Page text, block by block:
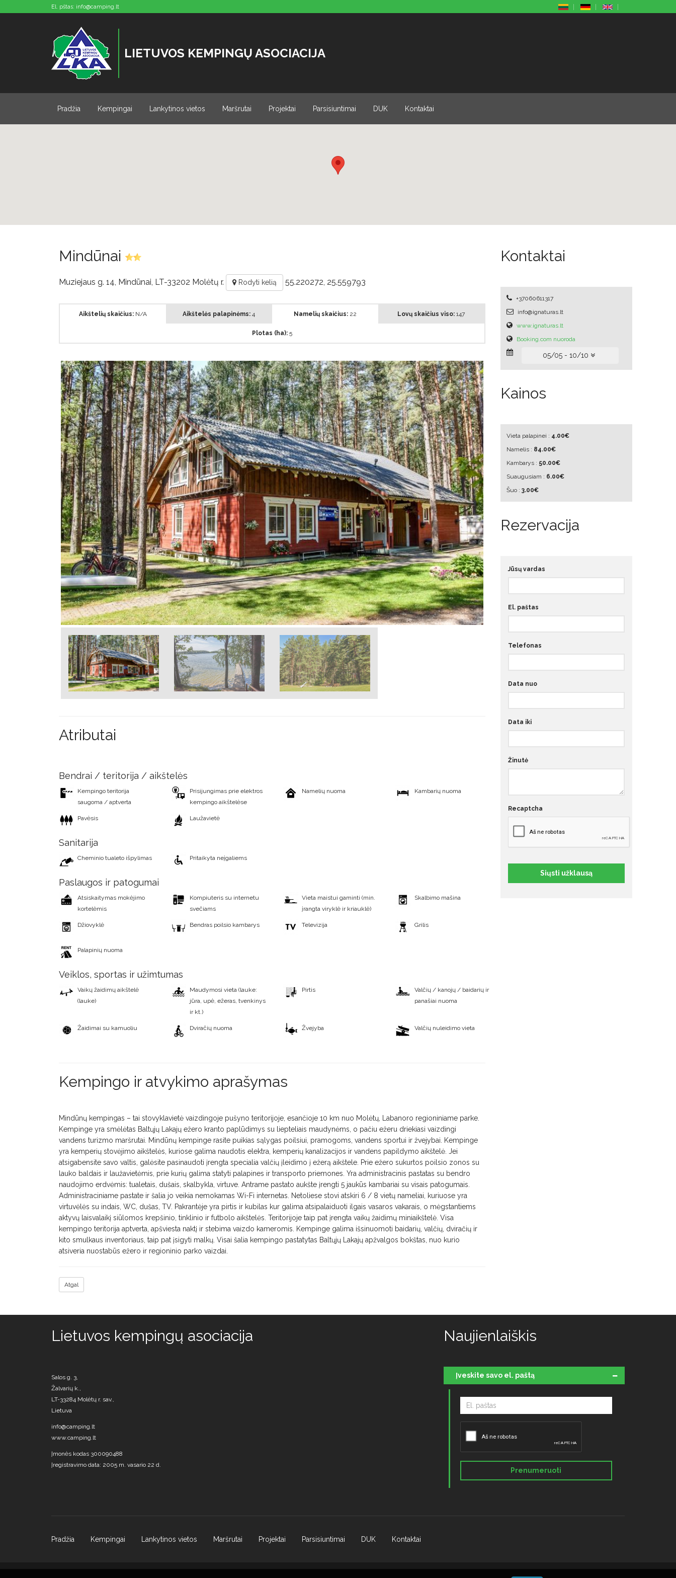
El. pštas: info@camping.lt
LIETUVOS KEMPINGŲ ASOCIACIJA
Pradžia Kempingai Lankytinos vietos Maršrutai Projektai Parsisiuntimai DUK Kontaktai
Mindūnai
Muziejaus g. 14, Mindūnai, LT-33202 Molėtų r. Rodyti kelią 55.220272, 25.559793
Aikštelių skaičius: N/A Aikštelės palapinėms: 4 Namelių skaičius: 22 Lovų skaičius viso: 147
Plotas (ha): 5
Atributai
Bendrai / teritorija / aikštelės
Kempingo teritorija
saugoma / aptverta
Prisijungimas prie elektros
kempingo aikštelėse
Namelių nuoma Kambarių nuoma
Pavėsis Laužavietė
Sanitarija
Cheminio tualeto išpylimas Pritaikyta neįgaliems
Paslaugos ir patogumai
Atsiskaitymas mokėjimo
kortelėmis
Kompiuteris su internetu
svečiams
Vieta maistui gaminti (min.
įrangta viryklė ir kriauklė)
Skalbimo mašina
Džiovyklė Bendras poilsio kambarys Televizija Grilis
Palapinių nuoma
Veiklos, sportas ir užimtumas
Vaikų žaidimų aikštelė
(lauke)
Maudymosi vieta (lauke:
jūra, upė, ežeras, tvenkinys
ir kt.)
Pirtis
Valčių / kanojų / baidarių ir
panašiai nuoma
Žaidimai su kamuoliu Dviračių nuoma Žvejyba Valčių nuleidimo vieta
Kempingo ir atvykimo aprašymas
Mindūnų kempingas – tai stovyklavietė vaizdingoje pušyno teritorijoje, esančioje 10 km nuo Molėtų, Labanoro regioniniame parke.
Kempinge yra smėlėtas Baltųjų Lakajų ežero kranto paplūdimys su liepteliais maudynėms, o pačiu ežeru driekiasi vaizdingi
vandens turizmo maršrutai. Mindūnų kempinge rasite puikias sąlygas poilsiui, pramogoms, vandens sportui ir žvejybai. Kempinge
yra kemperių stovėjimo aikštelės, kuriose galima naudotis elektra, kemperių kanalizacijos ir vandens papildymo aikštelė. Jei
atsigabensite savo valtis, galėsite pasinaudoti įrengta specialia valčių įleidimo į ežerą aikštele. Prie ežero sukurtos poilsio zonos su
lauko baldais ir laužavietėmis, prie kurių galima statyti palapines ir transporto priemones. Yra administracinis pastatas su bendro
naudojimo erdvėmis: tualetais, dušais, skalbykla, virtuve. Antrame pastato aukšte įrengti 5 jaukūs kambariai su visais patogumais.
Administraciniame pastate ir šalia jo veikia nemokamas Wi-Fi internetas. Netoliese stovi atskiri 6 / 8 vietų nameliai, kuriuose yra
virtuvėlės su indais, WC, dušas, TV. Pakrantėje yra pirtis ir kubilas kur galima atsipalaiduoti ilgais vasaros vakarais, o mėgstantiems
aktyvų laisvalaikį siūlomos krepšinio, tinklinio ir futbolo aikštelės. Teritorijoje taip pat įrengta vaikų žaidimų miniaikštelė. Visa
kempingo teritorija aptverta, apšviesta naktį ir stebima vaizdo kameromis. Kempinge galima išsinuomoti baidarių, valčių, dviračių ir
kito smulkaus inventoriaus, taip pat įsigyti malkų. Visai šalia kempingo pastatytas Baltųjų Lakajų apžvalgos bokštas, nuo kurio
atsiveria nuostabūs ežero ir regioninio parko vaizdai.
Atgal
Kontaktai
+37060611317
info@ignaturas.lt
www.ignaturas.lt
Booking.com nuoroda
05/05 - 10/10
Kainos
Vieta palapinei : 4.00€
Namelis : 84.00€
Kambarys : 50.00€
Suaugusiam : 6.00€
Šuo : 3.00€
Rezervacija
Jūsų vardas
El. paštas
Telefonas
Data nuo
Data iki
Žinutė
Recaptcha
Siųsti užklausą
Lietuvos kempingų asociacija
Salos g. 3,
Žalvarių k.,
LT-33284 Molėtų r. sav.,
Lietuva
info@camping.lt
www.camping.lt
Įmonės kodas 300090488
Įregistravimo data: 2005 m. vasario 22 d.
Naujienlaiškis
Įveskite savo el. paštą
Prenumeruoti
Pradžia Kempingai Lankytinos vietos Maršrutai Projektai Parsisiuntimai DUK Kontaktai